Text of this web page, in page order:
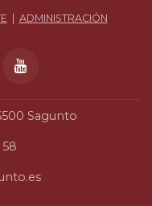
ADMINISTRACIÓN
Sagunto